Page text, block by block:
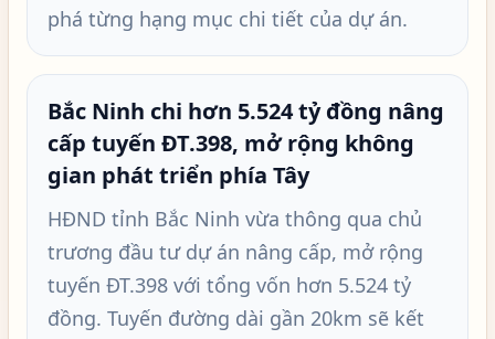
phá từng hạng mục chi tiết của dự án.
Bắc Ninh chi hơn 5.524 tỷ đồng nâng
cấp tuyến ĐT.398, mở rộng không
gian phát triển phía Tây
HĐND tỉnh Bắc Ninh vừa thông qua chủ
trương đầu tư dự án nâng cấp, mở rộng
tuyến ĐT.398 với tổng vốn hơn 5.524 tỷ
đồng. Tuyến đường dài gần 20km sẽ kết